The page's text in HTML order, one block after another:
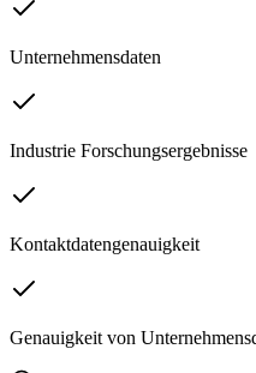
Unternehmensdaten
Industrie Forschungsergebnisse
Kontaktdatengenauigkeit
Genauigkeit von